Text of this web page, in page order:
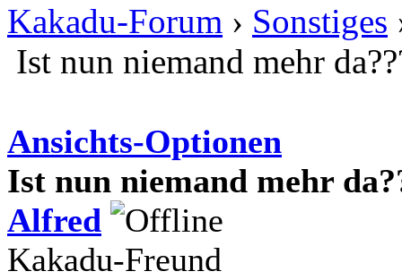
Kakadu-Forum › Sonstiges
Ist nun niemand mehr
Ansichts-Optionen
Ist nun niemand mehr
Alfred
Kakadu-Freund